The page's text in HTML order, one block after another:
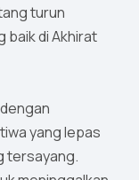
turun
baik di Akhirat
yang lepas
tersayang.